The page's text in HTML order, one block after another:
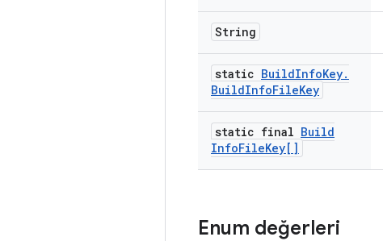
String
static BuildInfoKey.
BuildInfoFileKey
static final Build
InfoFileKey[]
Enum değerleri